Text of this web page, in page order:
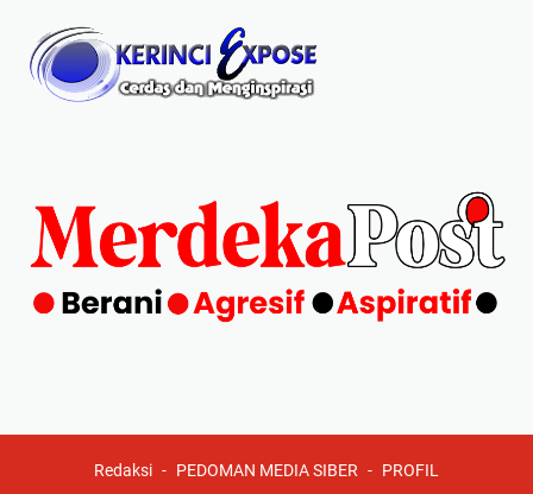
Redaksi PEDOMAN MEDIA SIBER PROFIL